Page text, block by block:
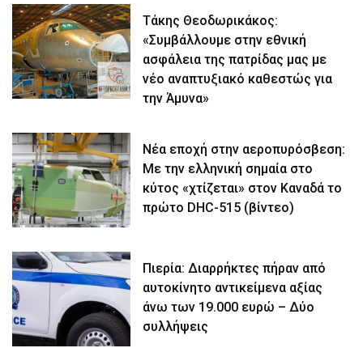
Τάκης Θεοδωρικάκος:
«Συμβάλλουμε στην εθνική
ασφάλεια της πατρίδας μας με
νέο αναπτυξιακό καθεστώς για
την Άμυνα»
Νέα εποχή στην αεροπυρόσβεση:
Με την ελληνική σημαία στο
κύτος «χτίζεται» στον Καναδά το
πρώτο DHC-515 (βίντεο)
Πιερία: Διαρρήκτες πήραν από
αυτοκίνητο αντικείμενα αξίας
άνω των 19.000 ευρώ – Δύο
συλλήψεις